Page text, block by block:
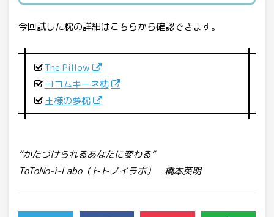
今回試した枕の詳細はこちらから確認できます。
The Pillow
ヨコムキーネ枕
王様の夢枕
”かたづけられるあなたに変わる”
ToToNo-i-Labo（トトノイラボ） 橋本英明